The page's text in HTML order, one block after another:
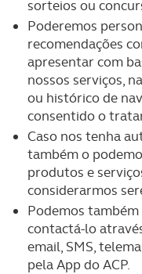
sorteios ou
Poderemos
recomendações
apresentar com
nossos serviços,
ou histórico de
consentido o
Caso nos tenha
também o
produtos e
considerarmos
Podemos
contactá-lo
email, SMS,
pela App do ACP.